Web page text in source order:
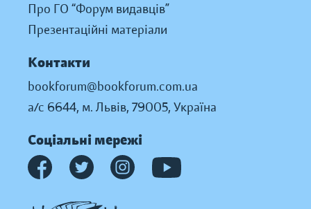
Про ГО “Форум видавців”
Презентаційні матеріали
Контакти
bookforum@bookforum.com.ua
а/с 6644, м. Львів, 79005, Україна
Соціальні мережі